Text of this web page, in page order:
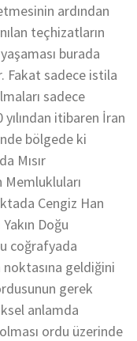
ardından
teçhizatların
burada
Fakat sadece istila
sadece
itibaren İran
bölgede ki
Mısır
Cengiz Han
Doğu
coğrafyada
noktasına geldiğini
gerek
anlamda
ordu üzerinde